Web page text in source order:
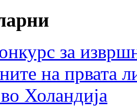
за
на првата
Холандија